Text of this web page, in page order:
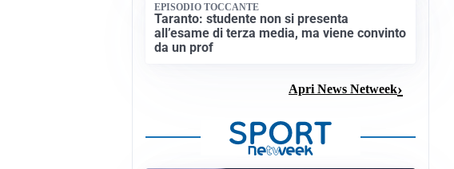
EPISODIO TOCCANTE
Taranto: studente non si presenta
all’esame di terza media, ma viene convinto
da un prof
Apri News Netweek